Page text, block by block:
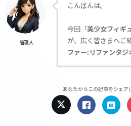
管理人
こんばんは。
今回「美少女フィギ
が、広く皆さまへご
ファー:リファンタジ
あなたからこの記事をシェア